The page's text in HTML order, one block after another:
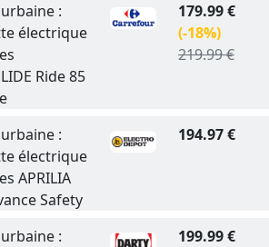
:
électrique
Ride 85
179.99 €
(-18%)
219.99 €
:
électrique
APRILIA
Safety
194.97 €
:
199.99 €